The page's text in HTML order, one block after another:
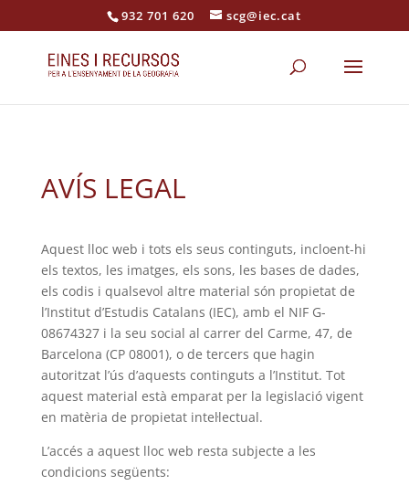
932 701 620 scg@iec.cat
AVÍS LEGAL
Aquest lloc web i tots els seus continguts, incloent-hi
els textos, les imatges, els sons, les bases de dades,
els codis i qualsevol altre material són propietat de
l’Institut d’Estudis Catalans (IEC), amb el NIF G-
08674327 i la seu social al carrer del Carme, 47, de
Barcelona (CP 08001), o de tercers que hagin
autoritzat l’ús d’aquests continguts a l’Institut. Tot
aquest material està emparat per la legislació vigent
en matèria de propietat intel·lectual.
L’accés a aquest lloc web resta subjecte a les
condicions següents: